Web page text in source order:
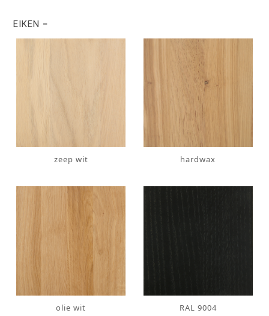
EIKEN
zeep wit hardwax
olie wit RAL 9004